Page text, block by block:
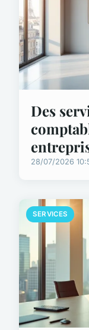
Des
28/07/2026
SERVICES